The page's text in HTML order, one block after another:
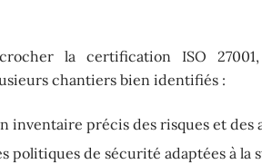
la certification ISO
chantiers bien identifiés :
inventaire précis des risques et
politiques de sécurité adaptées à la